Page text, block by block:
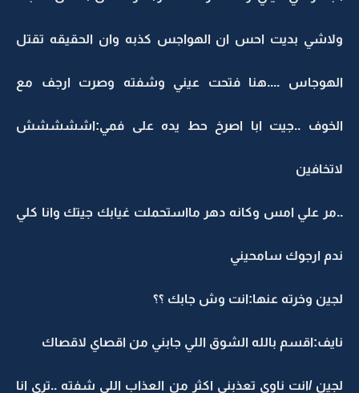
ولاشي بديت احس ان الهواجس كذبه وان الحقيقه تقتل
الهوجاس ....هنا فتحت عيني وشفته وصرت ارجف مع
الخوف ..جيت ابا اصرخ حط يده على فمي:اششششش
لاتخافين
..مر علي امس وكانه دهر مااستحملت غيابك جيتك وانا كلي
ندم ارجوك سامحيني
لجين وخرته عنها:انت وش جابك ؟؟
نايف:اقسم بالله الشوق اللي جابني من اقصاي لاقصاك
لجين /انت ناوي تعذبني اكثر من العذاب اللي شفته ..ترى انا